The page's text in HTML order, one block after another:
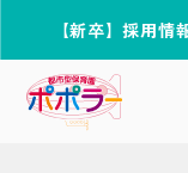
【新卒】採用情